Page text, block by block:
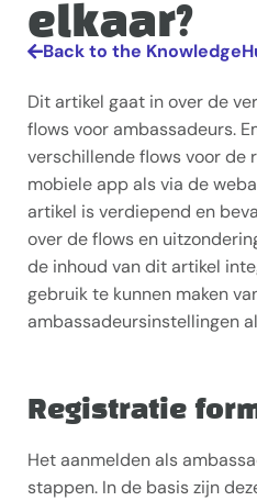
elkaar?
Back to the
Dit artikel gaat in over de
flows voor ambassadeurs.
verschillende flows voor de
mobiele app als via de
artikel is verdiepend en
over de flows en
de inhoud van dit artikel
gebruik te kunnen maken
ambassadeursinstellingen
Registratie
Het aanmelden als
stappen. In de basis zijn